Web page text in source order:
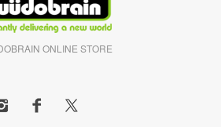
ONLINE STORE